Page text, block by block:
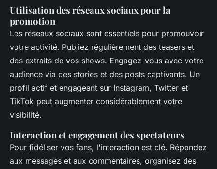
Utilisation des réseaux sociaux pour la
promotion
Les réseaux sociaux sont essentiels pour promouvoir
votre activité. Publiez régulièrement des teasers et
des extraits de vos shows. Engagez-vous avec votre
audience via des stories et des posts captivants. Un
profil actif et engageant sur Instagram, Twitter et
TikTok peut augmenter considérablement votre
visibilité.
Interaction et engagement des spectateurs
Pour fidéliser vos fans, l'interaction est clé. Répondez
aux messages et aux commentaires, organisez des